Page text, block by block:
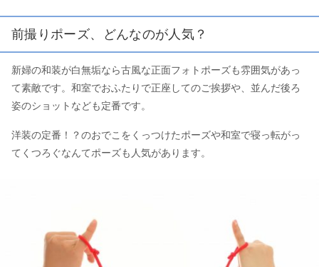
前撮りポーズ、どんなのが人気？
新婦の和装が白無垢なら古風な正面フォトポーズも雰囲気があっ
て素敵です。和室でおふたりで正座してのご挨拶や、並んだ後ろ
姿のショットなども定番です。
洋装の定番！？のおでこをくっつけたポーズや和室で寝っ転がっ
てくつろぐなんてポーズも人気があります。